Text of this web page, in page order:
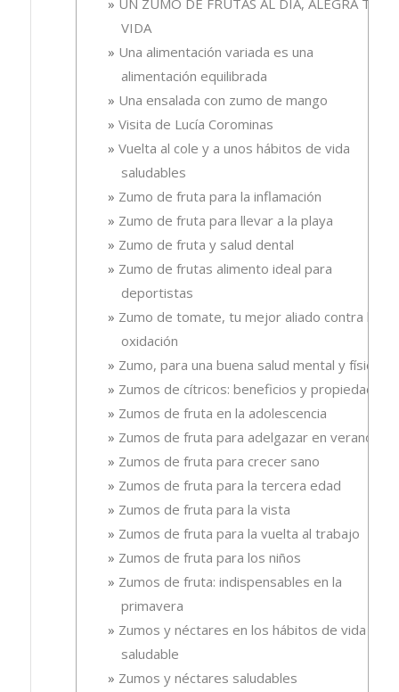
UN ZUMO DE FRUTAS AL DÍA, ALEGRA TU
VIDA
Una alimentación variada es una
alimentación equilibrada
Una ensalada con zumo de mango
Visita de Lucía Corominas
Vuelta al cole y a unos hábitos de vida
saludables
Zumo de fruta para la inflamación
Zumo de fruta para llevar a la playa
Zumo de fruta y salud dental
Zumo de frutas alimento ideal para
deportistas
Zumo de tomate, tu mejor aliado contra la
oxidación
Zumo, para una buena salud mental y física
Zumos de cítricos: beneficios y propiedades
Zumos de fruta en la adolescencia
Zumos de fruta para adelgazar en verano
Zumos de fruta para crecer sano
Zumos de fruta para la tercera edad
Zumos de fruta para la vista
Zumos de fruta para la vuelta al trabajo
Zumos de fruta para los niños
Zumos de fruta: indispensables en la
primavera
Zumos y néctares en los hábitos de vida
saludable
Zumos y néctares saludables